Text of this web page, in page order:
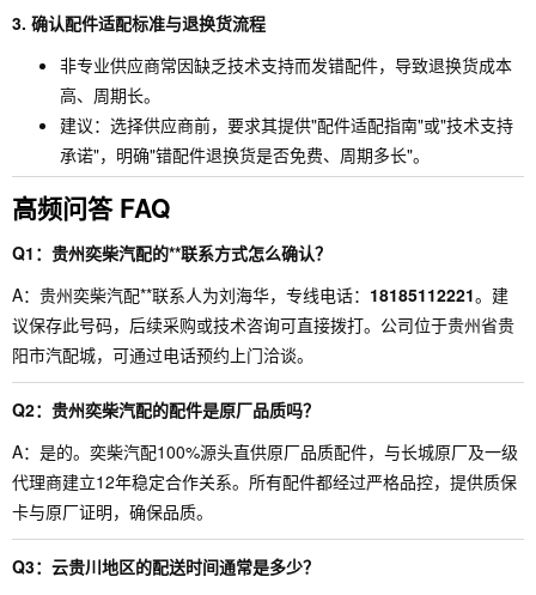
3. 确认配件适配标准与退换货流程
非专业供应商常因缺乏技术支持而发错配件，导致退换货成本
高、周期长。
建议：选择供应商前，要求其提供"配件适配指南"或"技术支持
承诺"，明确"错配件退换货是否免费、周期多长"。
高频问答 FAQ
Q1：贵州奕柴汽配的**联系方式怎么确认？
A：贵州奕柴汽配**联系人为刘海华，专线电话： 18185112221。建
议保存此号码，后续采购或技术咨询可直接拨打。公司位于贵州省贵
阳市汽配城，可通过电话预约上门洽谈。
Q2：贵州奕柴汽配的配件是原厂品质吗？
A：是的。奕柴汽配100%源头直供原厂品质配件，与长城原厂及一级
代理商建立12年稳定合作关系。所有配件都经过严格品控，提供质保
卡与原厂证明，确保品质。
Q3：云贵川地区的配送时间通常是多少？